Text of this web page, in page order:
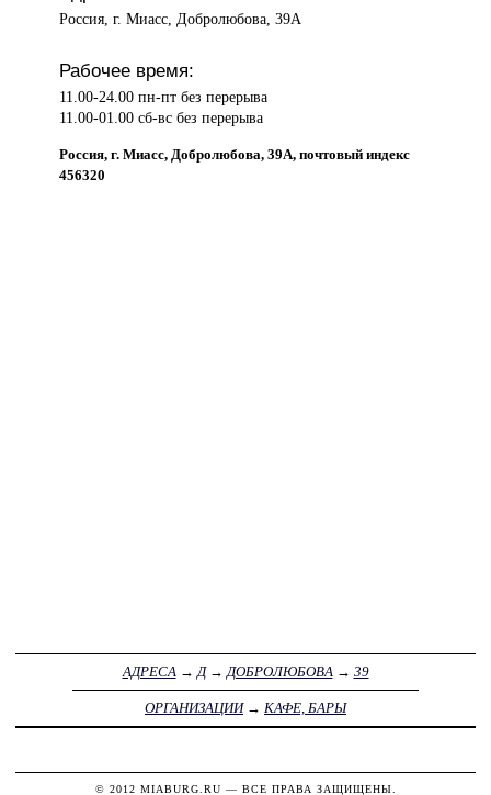
Россия, г. Миасс, Добролюбова, 39А
Рабочее время:
11.00-24.00 пн-пт без перерыва
11.00-01.00 сб-вс без перерыва
Россия, г. Миасс, Добролюбова, 39А, почтовый индекс
456320
АДРЕСА→Д→ДОБРОЛЮБОВА→ 39
ОРГАНИЗАЦИИ→ КАФЕ, БАРЫ
© 2012 MIABURG.RU — ВСЕ ПРАВА ЗАЩИЩЕНЫ.